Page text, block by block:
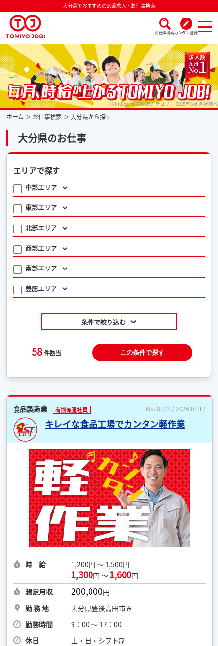
大分県でおすすめの派遣求人・お仕事検索
お仕事検索カンタン登録
派遣なら毎月時給が上がるトミヨジョブ ※Indeed 派遣製造カテゴリー 2025年8月 自社調べ
ホーム お仕事検索 大分県から探す
大分県のお仕事
エリアで探す
中部エリア
東部エリア
北部エリア
西部エリア
南部エリア
豊肥エリア
条件で絞り込む
58件該当 この条件で探す
食品製造業 有期派遣社員 No. 8772 / 2026.07.17
キレイな食品工場でカンタン軽作業
時 給 1,200円 ～ 1,500円
1,300円 ～ 1,600円
想定月収
200,000円
勤 務 地
大分県豊後高田市界
勤務時間
9：00 ～ 17：00
休日
土・日・シフト制